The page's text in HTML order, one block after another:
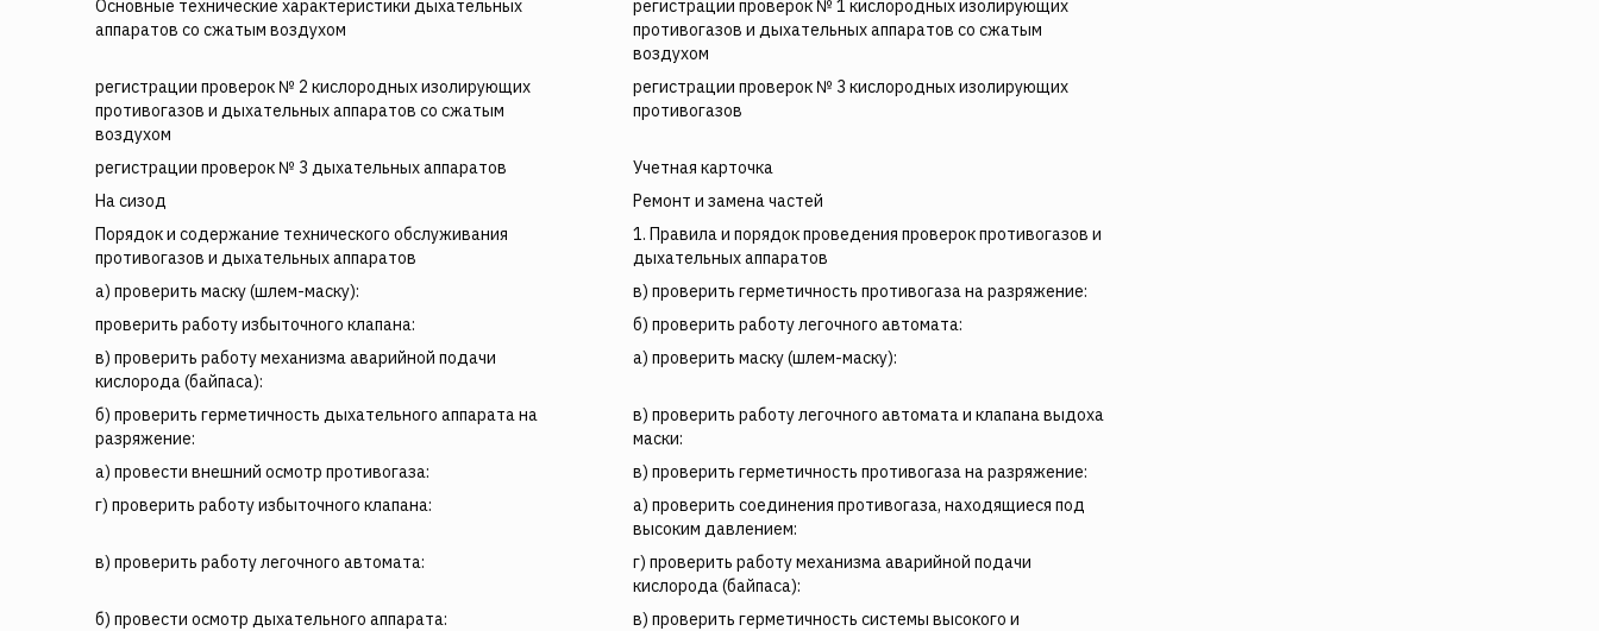
Основные технические характеристики дыхательных
аппаратов со сжатым воздухом
регистрации проверок № 1 кислородных изолирующих
противогазов и дыхательных аппаратов со сжатым
воздухом
регистрации проверок № 2 кислородных изолирующих
противогазов и дыхательных аппаратов со сжатым
воздухом
регистрации проверок № 3 кислородных изолирующих
противогазов
регистрации проверок № 3 дыхательных аппаратов
Учетная карточка
На сизод
Ремонт и замена частей
Порядок и содержание технического обслуживания
противогазов и дыхательных аппаратов
1. Правила и порядок проведения проверок противогазов и
дыхательных аппаратов
а) проверить маску (шлем-маску):
в) проверить герметичность противогаза на разряжение:
проверить работу избыточного клапана:
б) проверить работу легочного автомата:
в) проверить работу механизма аварийной подачи
кислорода (байпаса):
а) проверить маску (шлем-маску):
б) проверить герметичность дыхательного аппарата на
разряжение:
в) проверить работу легочного автомата и клапана выдоха
маски:
а) провести внешний осмотр противогаза:
в) проверить герметичность противогаза на разряжение:
г) проверить работу избыточного клапана:
а) проверить соединения противогаза, находящиеся под
высоким давлением:
в) проверить работу легочного автомата:
г) проверить работу механизма аварийной подачи
кислорода (байпаса):
б) провести осмотр дыхательного аппарата:
в) проверить герметичность системы высокого и